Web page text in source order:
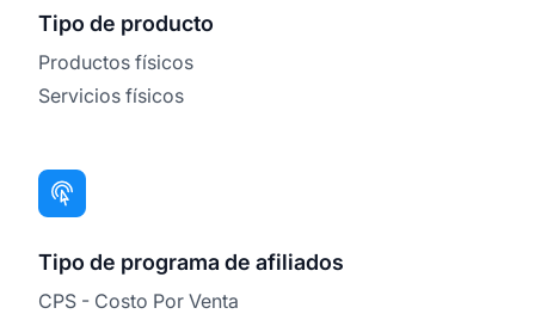
Tipo de producto
Productos físicos
Servicios físicos
Tipo de programa de afiliados
CPS - Costo Por Venta